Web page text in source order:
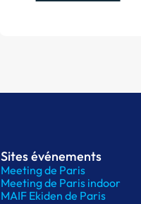
Sites événements
Meeting de Paris
Meeting de Paris indoor
MAIF Ekiden de Paris